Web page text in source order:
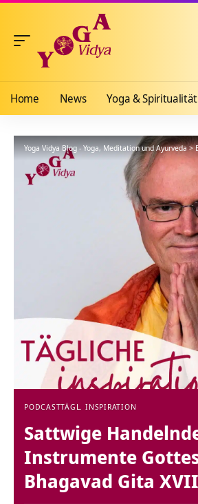
Home News Yoga & Spiritualität
Yoga Vidya Blog - Yoga, Meditation und Ayurveda>
PODCASTTÄGL. INSPIRATION
Sattwige
Instrumente
Bhagavad Gita